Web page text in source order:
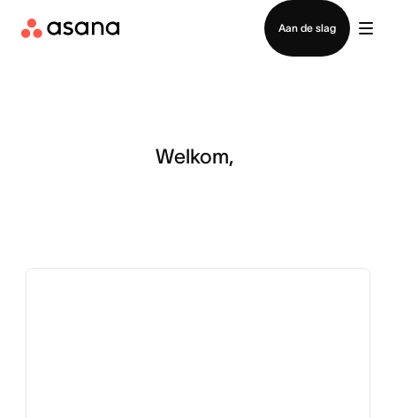
Aan de slag
Contact opnemen met verkoop
ingelogdeWelkom,